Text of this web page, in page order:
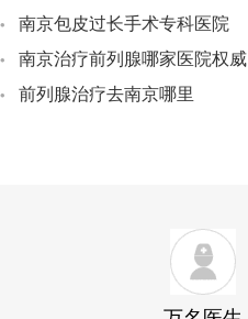
南京包皮过长手术专科医院
南京治疗前列腺哪家医院权威
前列腺治疗去南京哪里